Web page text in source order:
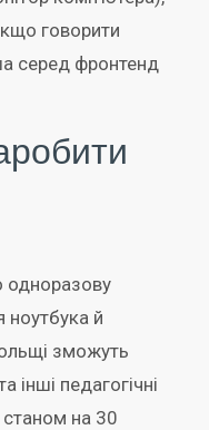
говорити
серед фронтенд
одноразову
ноутбука й
зможуть
інші педагогічні
станом на 30